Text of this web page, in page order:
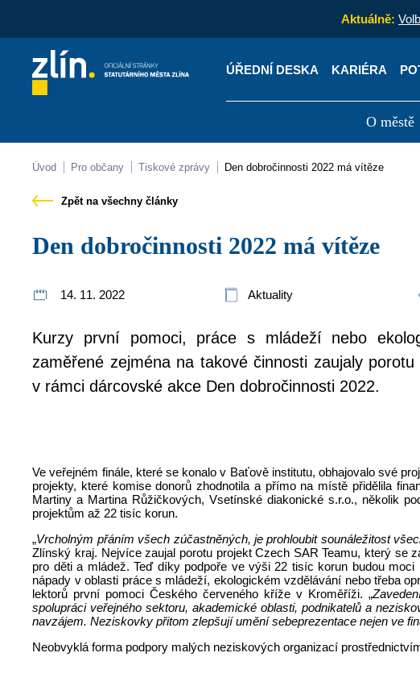
Aktuálně:
ÚŘEDNÍ DESKA KARIÉRA
O městě
Kontakty Úřední deska
Úvod Pro občany Tiskové zprávy Den dobročinnosti 2022 má vítěze
Zpět na všechny články
Den dobročinnosti 2022 má vítěze
14. 11. 2022 Aktuality
Kurzy první pomoci, práce s mládeží nebo
zaměřené zejména na takové činnosti zaujaly
v rámci dárcovské akce Den dobročinnosti 2022.
Ve veřejném finále, které se konalo v Baťově institutu, obhajovalo své
projekty, které komise donorů zhodnotila a přímo na místě přidělila
Martiny a Martina Růžičkových, Vsetínské diakonické s.r.o., několik
projektům až 22 tisíc korun.
„Vrcholným přáním všech zúčastněných, je prohloubit sounáležitost
Zlínský kraj. Nejvíce zaujal porotu projekt Czech SAR Teamu, který se
pro děti a mládež. Teď díky podpoře ve výši 22 tisíc korun budou
nápady v oblasti práce s mládeží, ekologickém vzdělávání nebo třeba
lektorů první pomoci Českého červeného kříže v Kroměříži. „
spolupráci veřejného sektoru, akademické oblasti, podnikatelů a
navzájem. Neziskovky přitom zlepšují umění sebeprezentace nejen ve
Neobvyklá forma podpory malých neziskových organizací